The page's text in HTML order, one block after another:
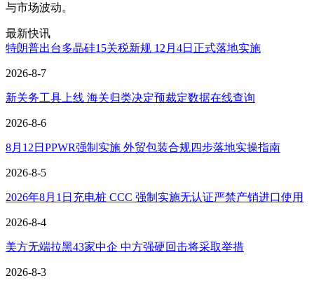
与市场波动。
最新快讯
特朗普出台多晶硅15关税新规 12月4日正式落地实施
2026-8-7
新关务工具上线 海关归类决定预裁定数据在线查询
2026-8-6
8月12日PPWR强制实施 外贸包装合规四步落地实操指南
2026-8-5
2026年8月1日充电桩 CCC 强制实施无认证严禁产销进口使用
2026-8-4
美方无端拉黑43家中企 中方强硬回击将采取举措
2026-8-3